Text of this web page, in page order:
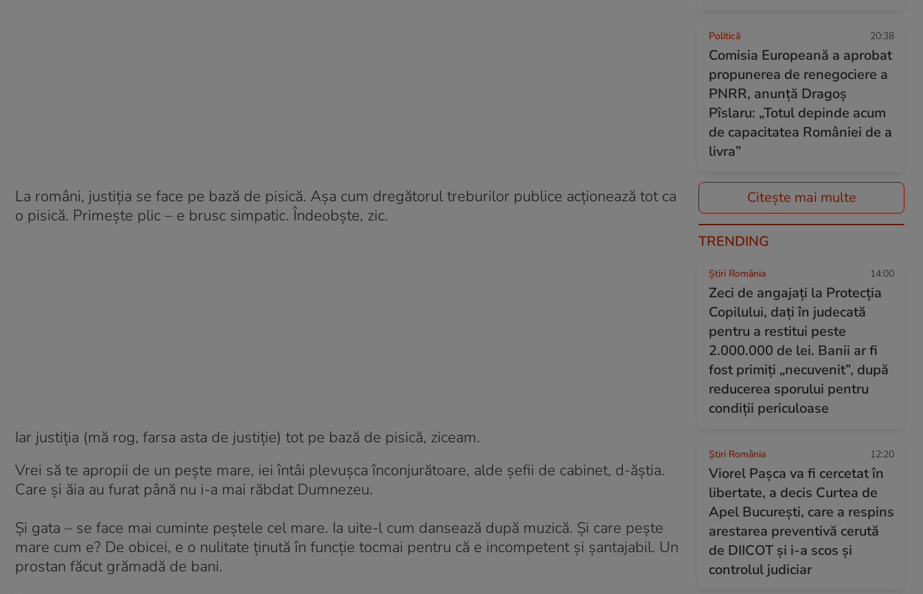
La români, justiția se face pe bază de pisică. Așa cum dregătorul treburilor publice acționează tot ca
o pisică. Primește plic – e brusc simpatic. Îndeobște, zic.
Iar justiția (mă rog, farsa asta de justiție) tot pe bază de pisică, ziceam.
Vrei să te apropii de un pește mare, iei întâi plevușca înconjurătoare, alde șefii de cabinet, d-ăștia.
Care și ăia au furat până nu i-a mai răbdat Dumnezeu.
Și gata – se face mai cuminte peștele cel mare. Ia uite-l cum dansează după muzică. Și care pește
mare cum e? De obicei, e o nulitate ținută în funcție tocmai pentru că e incompetent și șantajabil. Un
prostan făcut grămadă de bani.
Politică 20:38
Comisia Europeană a aprobat
propunerea de renegociere a
PNRR, anunță Dragoș
Pîslaru: „Totul depinde acum
de capacitatea României de a
livra”
Citește mai multe
TRENDING
Știri România 14:00
Zeci de angajați la Protecția
Copilului, dați în judecată
pentru a restitui peste
2.000.000 de lei. Banii ar fi
fost primiți „necuvenit”, după
reducerea sporului pentru
condiții periculoase
Știri România 12:20
Viorel Pașca va fi cercetat în
libertate, a decis Curtea de
Apel București, care a respins
arestarea preventivă cerută
de DIICOT și i-a scos și
controlul judiciar